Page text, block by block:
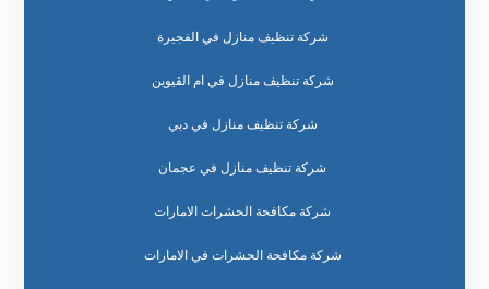
شركة تنظيف منازل في الفجيرة
شركة تنظيف منازل في ام القيوين
شركة تنظيف منازل في دبي
شركة تنظيف منازل في عجمان
شركة مكافحة الحشرات الامارات
شركة مكافحة الحشرات في الامارات